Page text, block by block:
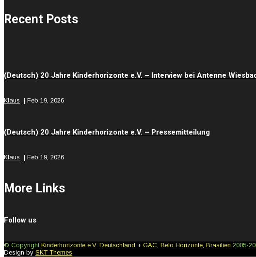
Recent Posts
(Deutsch) 20 Jahre Kinderhorizonte e.V. – Interview bei Antenne
Klaus | Feb 19, 2026
(Deutsch) 20 Jahre Kinderhorizonte e.V. – Pressemitteilung
Klaus | Feb 19, 2026
More Links
Follow us
© Copyright Kinderhorizonte e.V. Deutschland + GAC, Belo Horizonte, Brasilien 2005-
Design by SKT Themes